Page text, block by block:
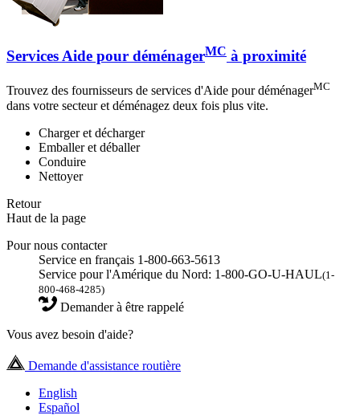
Services Aide pour déménagerMC à proximité
Trouvez des fournisseurs de services d'Aide pour déménagerMC
dans votre secteur et déménagez deux fois plus vite.
Charger et décharger
Emballer et déballer
Conduire
Nettoyer
Retour
Haut de la page
Pour nous contacter
Service en français 1-800-663-5613
Service pour l'Amérique du Nord: 1-800-GO-U-HAUL(1-
800-468-4285)
Demander à être rappelé
Vous avez besoin d'aide?
Demande d'assistance routière
English
Español